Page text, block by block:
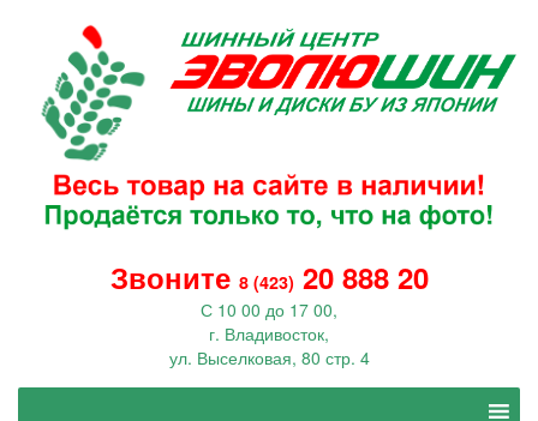
Звоните 8 (423) 20 888 20
С 10 00 до 17 00,
г. Владивосток,
ул. Выселковая, 80 стр. 4